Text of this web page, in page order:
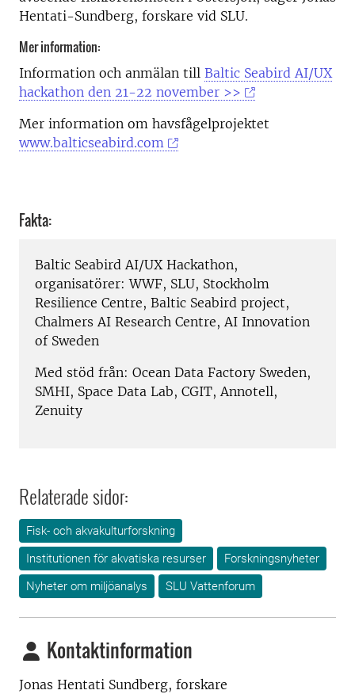
Hentati-Sundberg, forskare vid SLU.
Mer information:
Information och anmälan till Baltic Seabird AI/UX
hackathon den 21-22 november >>
Mer information om havsfågelprojektet
www.balticseabird.com
Fakta:
Baltic Seabird AI/UX Hackathon,
organisatörer: WWF, SLU, Stockholm
Resilience Centre, Baltic Seabird project,
Chalmers AI Research Centre, AI Innovation
of Sweden
Med stöd från: Ocean Data Factory Sweden,
SMHI, Space Data Lab, CGIT, Annotell,
Zenuity
Relaterade sidor:
Fisk- och akvakulturforskning
Institutionen för akvatiska resurser
Forskningsnyheter
Nyheter om miljöanalys
SLU Vattenforum
Kontaktinformation
Jonas Hentati Sundberg, forskare